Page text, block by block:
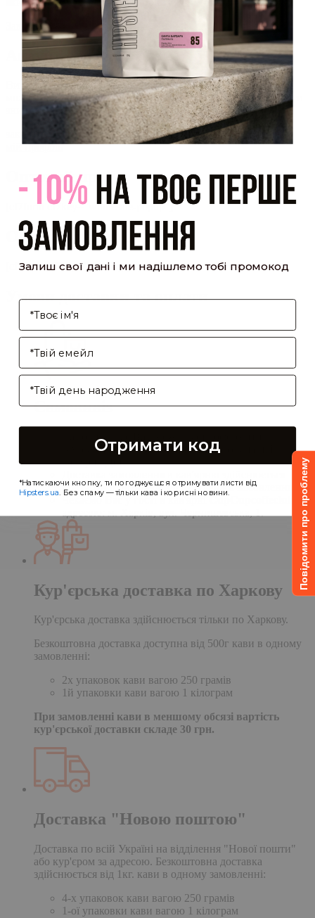
Повідомити про проблему
Закрити
Акаунт створено
Ви зареєструвалися на сайті Hipster.coffeeroasters і вже
можете користуватися особистим кабінетом, щоб отримувати
знижки та відстежувати історію замовлень!
мій профіль
Оптовий прайс
[cf7form cf7key="wholesale-popup"]
Обсмажування кави
[cf7form cf7key="roasting-popup"]
Умови доставки та оплати
Самовивіз
Самовивіз дає Вам можливість оформити
замовлення на сайті, а забрати його в нашій
кав'ярні. Деталі:
протягом однієї доби після обробки замовлення;
Чекаємо Вас у гості в кав'ярні
за
Кур'єрська доставка по Харкову
Кур'єрська доставка здійснюється тільки по Харкову.
Безкоштовна доставка доступна від 500г кави в одному
замовленні:
2х упаковок кави вагою 250 грамів
1й упаковки кави вагою 1 кілограм
При замовленні кави в меншому обсязі вартість
кур'єрської доставки складе 30 грн.
Доставка "Новою поштою"
Доставка по всій Україні на відділення "Нової пошти"
або кур'єром за адресою. Безкоштовна доставка
здійснюється від 1кг. кави в одному замовленні:
4-х упаковок кави вагою 250 грамів
1-ої упаковки кави вагою 1 кілограм
Залиш свої дані і ми надішлемо тобі промокод
І'мя
Enter your email address
Birthday
Отримати код
*Натискаючи кнопку, ти погоджуєшся отримувати листи від
Hipsters.ua. Без спаму — тільки кава і корисні новини.